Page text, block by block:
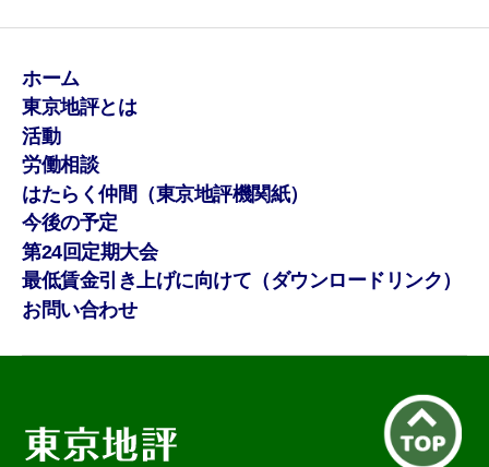
ホーム
東京地評とは
活動
労働相談
はたらく仲間（東京地評機関紙）
今後の予定
第24回定期大会
最低賃金引き上げに向けて（ダウンロードリンク）
お問い合わせ